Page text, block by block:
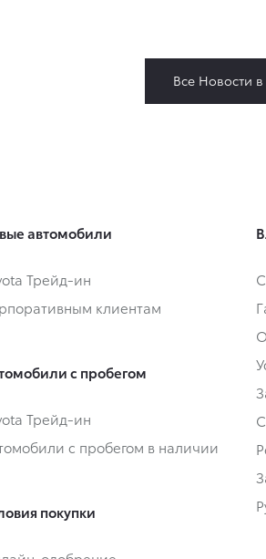
Все Новости
автомобили
Трейд-ин
клиентам
с пробегом
Трейд-ин
с пробегом в наличии
покупки